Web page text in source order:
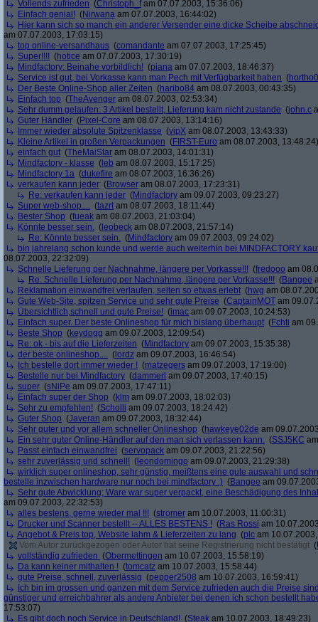
Vollends zufrieden (Christoph_fam 07.07.2003, 15:36:06)
Einfach genial! (Nirwana am 07.07.2003, 16:44:02)
Hier kann sich so manch ein anderer Versender eine dicke Scheibe
am 07.07.2003, 17:03:15)
top online-versandhaus (comandante am 07.07.2003, 17:25:45)
Super!!!! (hotice am 07.07.2003, 17:30:19)
Mindfactory: Beinahe vorbildlich! (piana am 07.07.2003, 18:46:37)
Service ist gut, bei Vorkasse kann man Pech mit Verfügbarkeit haben (
Der Beste Online-Shop aller Zeiten (haribo84 am 08.07.2003, 00:43:35)
Einfach top (TheAvenger am 08.07.2003, 02:53:34)
Sehr dumm gelaufen: 3 Artikel bestellt, Lieferung kam nicht zustande (john.c
Guter Händler (Pixel-Core am 08.07.2003, 13:14:16)
Immer wieder absolute Spitzenklasse (vipX am 08.07.2003, 13:43:33)
Kleine Artikel in großen Verpackungen (FIRST-Euro am 08.07.2003, 13:48:24)
einfach gut (TheMaiStar am 08.07.2003, 14:01:31)
Mindfactory - klasse ( leb am 08.07.2003, 15:17:25)
Mindfactory 1a (dukefire am 08.07.2003, 16:36:26)
verkaufen kann jeder (Browser am 08.07.2003, 17:23:31)
Re: verkaufen kann jeder (Mindfactory am 09.07.2003, 09:23:27)
Super web-shop.... (tazrt am 08.07.2003, 18:11:44)
Bester Shop (fueak am 08.07.2003, 21:03:04)
Könnte besser sein. ( leobeck am 08.07.2003, 21:57:14)
Re: Könnte besser sein. (Mindfactory am 09.07.2003, 09:24:02)
bin jahrelang schon kunde und werde auch weiterhin bei MINDFACTORY
08.07.2003, 22:32:09)
Schnelle Lieferung per Nachnahme, längere per Vorkasse!!! (fredooo am
Re: Schnelle Lieferung per Nachnahme, längere per Vorkasse!!! (Bangee
Reklamation einwandfrei verlaufen, selten so etwas erlebt (hwg am
Gute Web-Site, spitzen Service und sehr gute Preise (CaptainMOT am
Übersichtlich,schnell und gute Preise! (imac am 09.07.2003, 10:24:53)
Einfach super. Der beste Onlineshop für mich bislang überhaupt (Fchti am
Beste Shop (keydogg am 09.07.2003, 12:09:54)
Re: ok - bis auf die Lieferzeiten (Mindfactory am 09.07.2003, 15:35:38)
der beste onlineshop.... ( lordz am 09.07.2003, 16:46:54)
Ich bestelle dort immer wieder ! (matzegers am 09.07.2003, 17:19:00)
Bestelle nur bei Mindfactory (dammerl am 09.07.2003, 17:40:15)
super (sNiPe am 09.07.2003, 17:47:11)
Einfach super der Shop (klm am 09.07.2003, 18:02:03)
Sehr zu empfehlen! (Scholli am 09.07.2003, 18:24:42)
Guter Shop (Javeran am 09.07.2003, 18:32:44)
Sehr guter und vor allem schneller Onlineshop (hawkeye02de am
Ein sehr guter Online-Händler auf den man sich verlassen kann. (SSJ5KC
Passt einfach einwandfrei (servopack am 09.07.2003, 21:22:56)
sehr zuverlässig und schnell! ( leondomingo am 09.07.2003, 21:29:38)
wirklich super onlineshop, sehr günstig, meißtens eine gute auswahl und
bestelle inzwischen hardware nur noch bei mindfactory :) (Bangee am
Sehr gute Abwicklung; Ware war super verpackt, eine Beschädigung des
am 09.07.2003, 22:32:53)
alles bestens, gerne wieder mal !!! (stromer am 10.07.2003, 11:00:31)
Drucker und Scanner bestellt -- ALLES BESTENS ! (Ras Rossi am
Angebot & Preis top, Website lahm & Lieferzeiten zu lang (plc am
Vom Autor zurückgezogen oder Autor hat seine Registrierung nicht bestätigt (
vollständig zufrieden (Obermettingen am 10.07.2003, 15:58:19)
Da kann keiner mithalten ! (tomcatz am 10.07.2003, 15:58:44)
gute Preise, schnell, zuverlässig (pepper2508 am 10.07.2003, 16:59:41)
Ich bin im grossen und ganzen mit dem Service zufrieden auch die Preise
günstiger und erreichbahrer als andere Anbieter bei denen ich schon bestellt
17:53:07)
Es gibt doch noch Service in Deutschland! (Steak am 10.07.2003, 18:49:23)